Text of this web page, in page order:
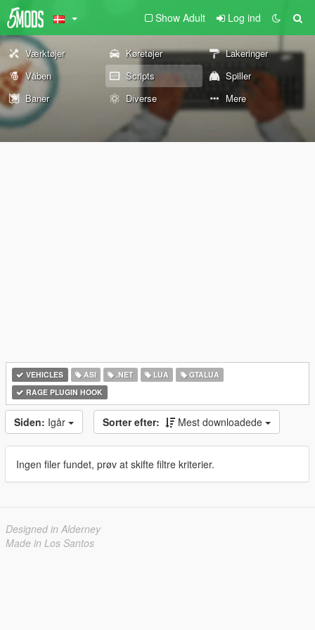
Show Adult Log ind
Værktøjer Køretøjer
Lakeringer
Våben
Scripts
Spiller
Baner
Diverse Mere
VEHICLES ASI .NET LUA
GTALUA
RAGE PLUGIN HOOK
Siden: Igår Sorter efter: Mest downloadede
Ingen filer fundet, prøv at skifte filtre kriterier.
Designed in Alderney
Made in Los Santos